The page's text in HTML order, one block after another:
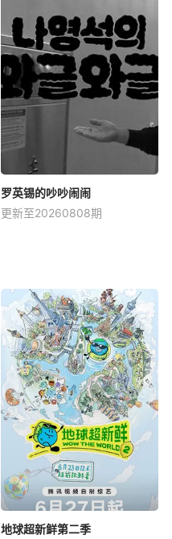
罗英锡的吵吵闹闹
更新至20260808期
地球超新鲜第二季